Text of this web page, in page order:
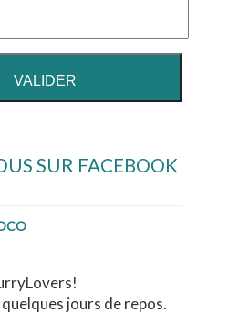
SUR FACEBOOK
jours de repos.